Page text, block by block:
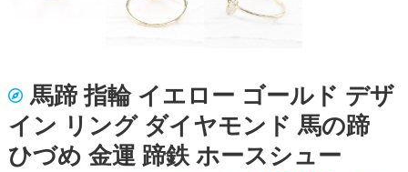
馬蹄 指輪 イエロー ゴールド デザ
イン リング ダイヤモンド 馬の蹄
ひづめ 金運 蹄鉄 ホースシュー